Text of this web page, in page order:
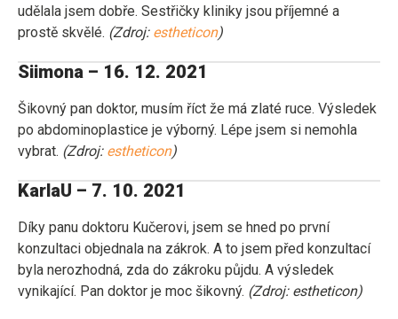
udělala jsem dobře. Sestřičky kliniky jsou příjemné a
prostě skvělé. (Zdroj: estheticon)
Siimona – 16. 12. 2021
Šikovný pan doktor, musím říct že má zlaté ruce. Výsledek
po abdominoplastice je výborný. Lépe jsem si nemohla
vybrat. (Zdroj: estheticon)
KarlaU – 7. 10. 2021
Díky panu doktoru Kučerovi, jsem se hned po první
konzultaci objednala na zákrok. A to jsem před konzultací
byla nerozhodná, zda do zákroku půjdu. A výsledek
vynikající. Pan doktor je moc šikovný. (Zdroj: estheticon)